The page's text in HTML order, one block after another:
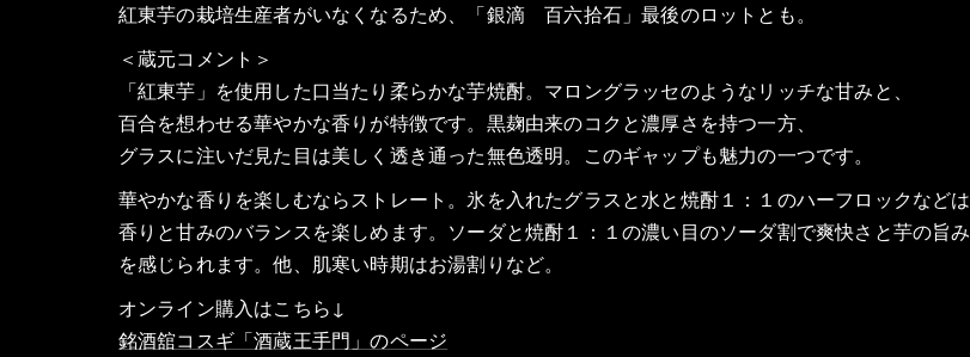
紅東芋の栽培生産者がいなくなるため、「銀滴 百六拾石」最後のロットとも。
＜蔵元コメント＞
「紅東芋」を使用した口当たり柔らかな芋焼酎。マロングラッセのようなリッチな甘みと、
百合を想わせる華やかな香りが特徴です。黒麹由来のコクと濃厚さを持つ一方、
グラスに注いだ見た目は美しく透き通った無色透明。このギャップも魅力の一つです。
華やかな香りを楽しむならストレート。氷を入れたグラスと水と焼酎１：１のハーフロックなどは
香りと甘みのバランスを楽しめます。ソーダと焼酎１：１の濃い目のソーダ割で爽快さと芋の旨み
を感じられます。他、肌寒い時期はお湯割りなど。
オンライン購入はこちら↓
銘酒舘コスギ「酒蔵王手門」のページ